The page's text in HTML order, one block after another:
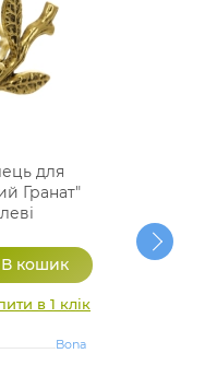
для
Гранат"
в 1 клік
Bona